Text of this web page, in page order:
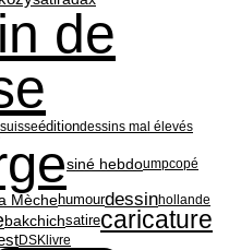
de
suisseéditiondessins mal élevés
siné hebdoumpcopé
Mèchehumourdessinhollande
bakchichsatirecaricature
DSK livre